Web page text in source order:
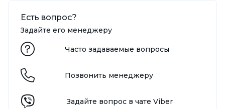
Есть вопрос?
Задайте его менеджеру
Часто задаваемые вопросы
Позвонить менеджеру
Задайте вопрос в чате Viber